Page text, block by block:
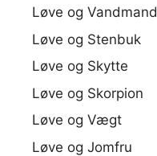
Løve og Vandmand
Løve og Stenbuk
Løve og Skytte
Løve og Skorpion
Løve og Vægt
Løve og Jomfru